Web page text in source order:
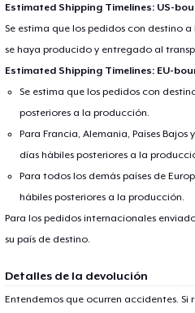
Estimated Shipping Timelines: US-
Se estima que los pedidos con destino
se haya producido y entregado al
Estimated Shipping Timelines: EU-
Se estima que los pedidos con
posteriores a la producción.
Para Francia, Alemania, Países
días hábiles posteriores a la
Para todos los demás países de
hábiles posteriores a la producción.
Para los pedidos internacionales
su país de destino.
Detalles de la devolución
Entendemos que ocurren accidentes.